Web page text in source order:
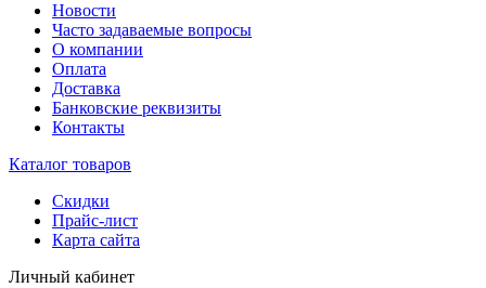
Новости
Часто задаваемые вопросы
О компании
Оплата
Доставка
Банковские реквизиты
Контакты
Каталог товаров
Скидки
Прайс-лист
Карта сайта
Личный кабинет